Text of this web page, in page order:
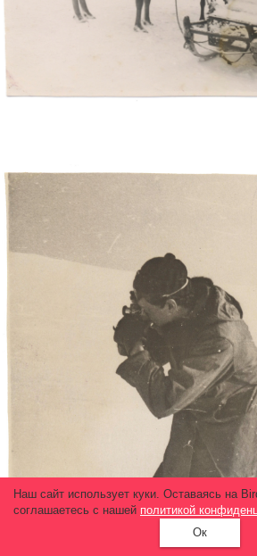
Наш сайт использует куки. Оставаясь на
соглашаетесь с нашей политикой
Ок